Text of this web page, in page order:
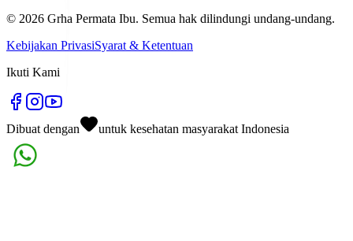
© 2026 Grha Permata Ibu. Semua hak dilindungi undang-undang.
Kebijakan PrivasiSyarat & Ketentuan
Ikuti Kami
Dibuat dengan untuk kesehatan masyarakat Indonesia